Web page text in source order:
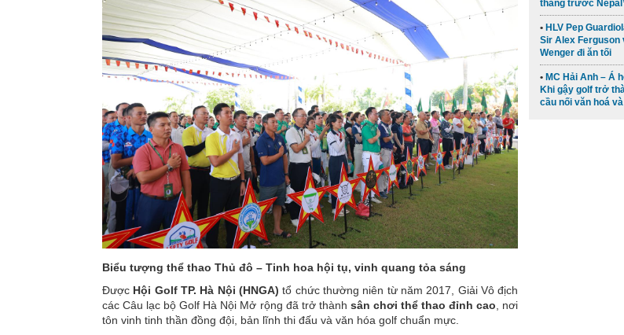
Biểu tượng thể thao Thủ đô – Tinh hoa hội tụ, vinh quang tỏa sáng
Được Hội Golf TP. Hà Nội (HNGA) tổ chức thường niên từ năm 2017, Giải Vô địch
các Câu lạc bộ Golf Hà Nội Mở rộng đã trở thành sân chơi thể thao đỉnh cao , nơi
tôn vinh tinh thần đồng đội, bản lĩnh thi đấu và văn hóa golf chuẩn mực.
thắng trước
HLV Pep
Sir Alex Ferguson
Wenger đi ăn tối
MC Hải Anh – Á
Khi gậy golf trở
cầu nối văn hoá